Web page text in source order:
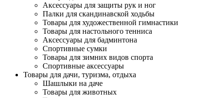
Аксессуары для защиты рук и ног
Палки для скандинавской ходьбы
Товары для художественной гимнастики
Товары для настольного тенниса
Аксессуары для бадминтона
Спортивные сумки
Товары для зимних видов спорта
Спортивные аксессуары
Товары для дачи, туризма, отдыха
Шашлыки на даче
Товары для животных